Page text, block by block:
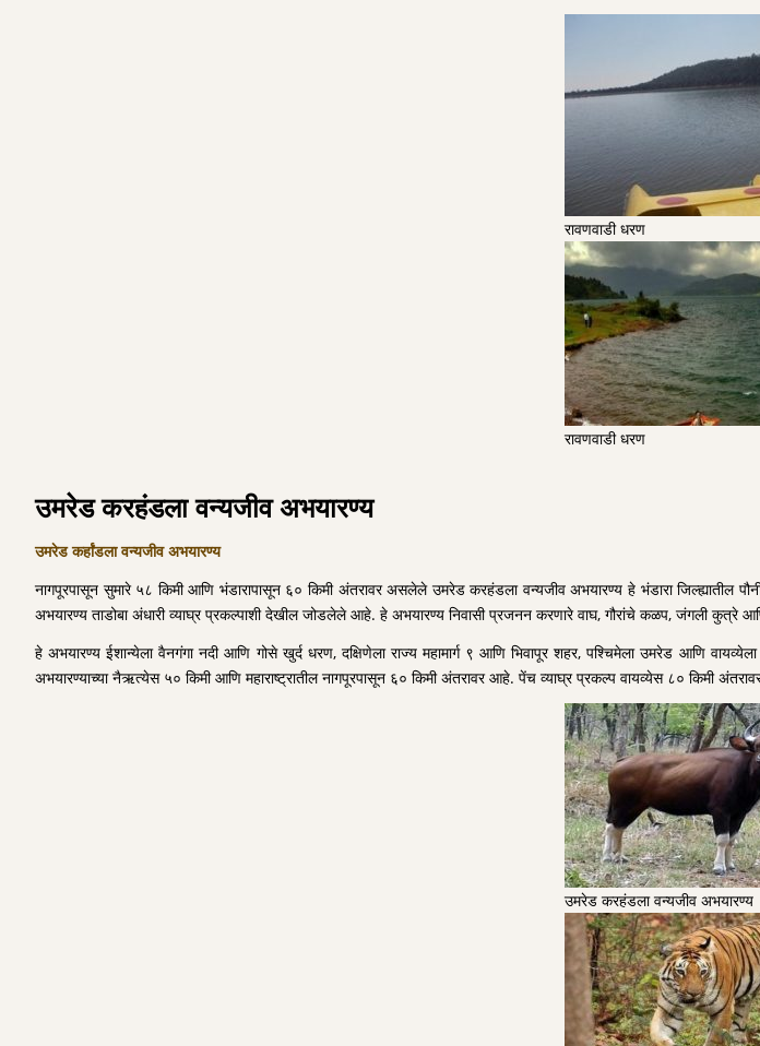
रावणवाडी धरण
रावणवाडी धरण
उमरेड करहंडला वन्यजीव अभयारण्य
उमरेड कर्हांडला वन्यजीव अभयारण्य
नागपूरपासून सुमारे ५८ किमी आणि भंडारापासून ६० किमी अंतरावर असलेले उमरेड करहंडला वन्यजीव अभयारण्य हे भंडारा जिल्ह्यातील
अभयारण्य ताडोबा अंधारी व्याघ्र प्रकल्पाशी देखील जोडलेले आहे. हे अभयारण्य निवासी प्रजनन करणारे वाघ, गौरांचे कळप, जंगली कुत्रे
हे अभयारण्य ईशान्येला वैनगंगा नदी आणि गोसे खुर्द धरण, दक्षिणेला राज्य महामार्ग ९ आणि भिवापूर शहर, पश्चिमेला उमरेड आणि
अभयारण्याच्या नैऋत्येस ५० किमी आणि महाराष्ट्रातील नागपूरपासून ६० किमी अंतरावर आहे. पेंच व्याघ्र प्रकल्प वायव्येस ८० किमी
उमरेड करहंडला वन्यजीव अभयारण्य